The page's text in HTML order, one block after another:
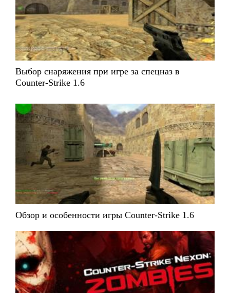
Выбор снаряжения при игре за спецназ в
Counter-Strike 1.6
Обзор и особенности игры Counter-Strike 1.6